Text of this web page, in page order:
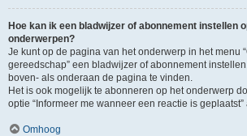
Hoe kan ik een bladwijzer of abonnement instellen
onderwerpen?
Je kunt op de pagina van het onderwerp in het menu
gereedschap” een bladwijzer of abonnement
boven- als onderaan de pagina te vinden.
Het is ook mogelijk te abonneren op het onderwerp
optie “Informeer me wanneer een reactie is
Omhoog